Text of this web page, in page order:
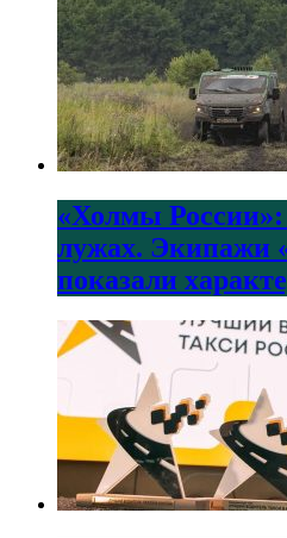
«Холмы России»:
лужах. Экипажи
показали